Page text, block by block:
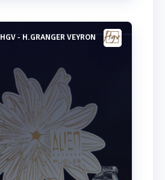
Voir plus
HGV - H.GRANGER VEYRON